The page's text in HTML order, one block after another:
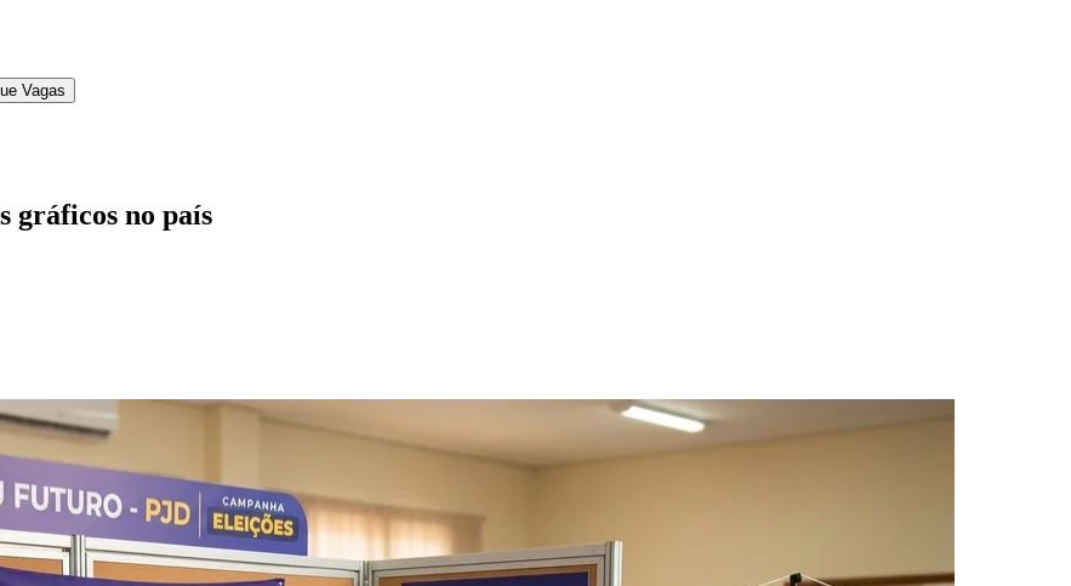
Parque VianaPirapora do Bom JesusRecanto PhrynéaSantana de ParnaíbaSilveiraTamboréVale do SolVila BarrosVila Boa Vista
Votupoca
Vagas
gráficos no país